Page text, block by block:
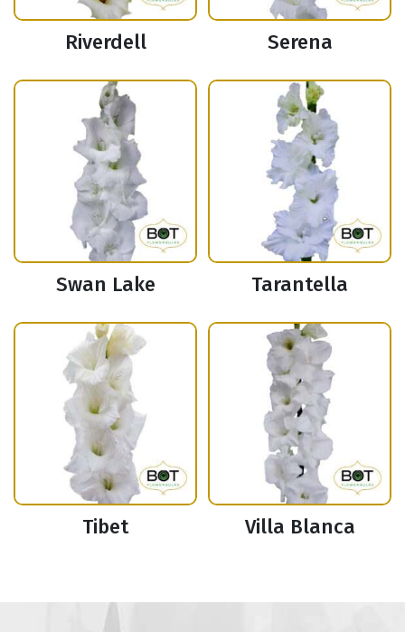
Riverdell Serena
Swan Lake Tarantella
Tibet Villa Blanca